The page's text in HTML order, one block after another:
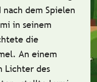
dem Spielen
in seinem
die
An einem
Lichter des